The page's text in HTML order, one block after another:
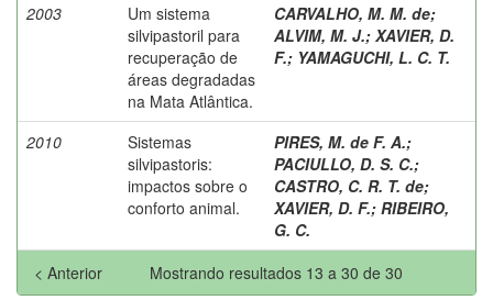
2003
Um sistema
silvipastoril para
recuperação de
áreas degradadas
na Mata Atlântica.
CARVALHO, M. M. de;
ALVIM, M. J.; XAVIER, D.
F.; YAMAGUCHI, L. C. T.
2010
Sistemas
silvipastoris:
impactos sobre o
conforto animal.
PIRES, M. de F. A.;
PACIULLO, D. S. C.;
CASTRO, C. R. T. de;
XAVIER, D. F.; RIBEIRO,
G. C.
Mostrando resultados 13 a 30 de 30
< Anterior